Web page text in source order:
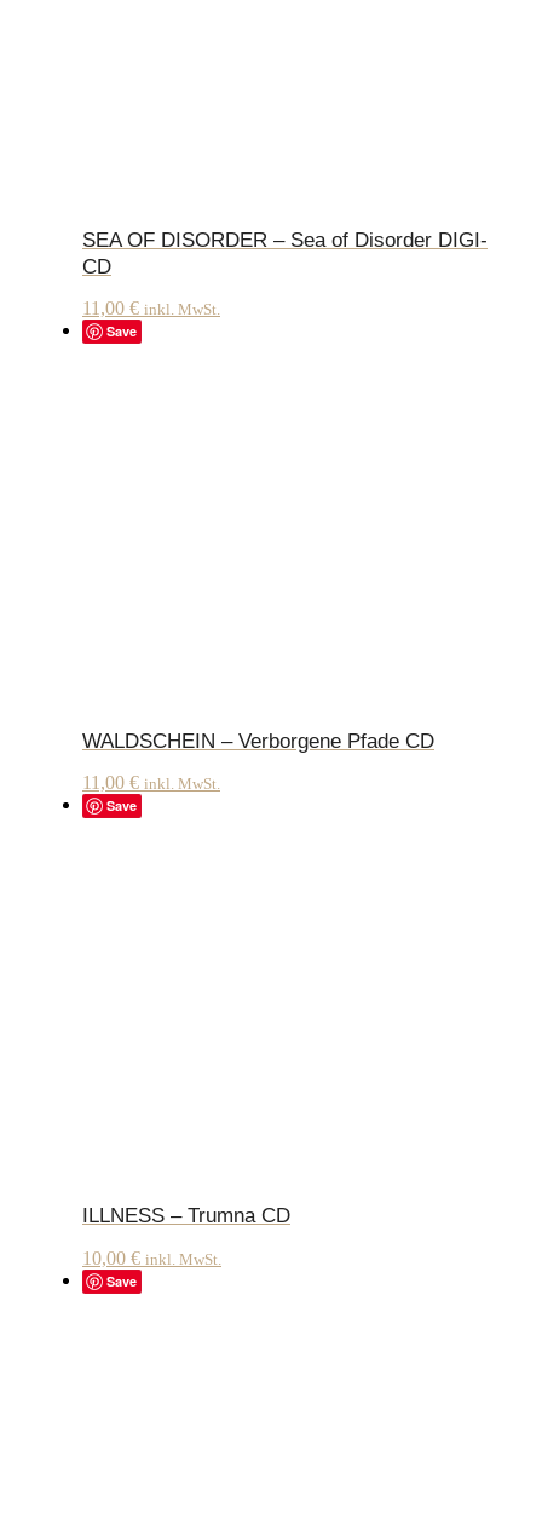
SEA OF DISORDER – Sea of Disorder DIGI-
CD
11,00 € inkl. MwSt.
Save
WALDSCHEIN – Verborgene Pfade CD
11,00 € inkl. MwSt.
Save
ILLNESS – Trumna CD
10,00 € inkl. MwSt.
Save